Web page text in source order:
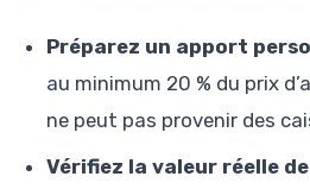
Préparez un apport
au minimum 20 % du prix
ne peut pas provenir des
Vérifiez la valeur réelle